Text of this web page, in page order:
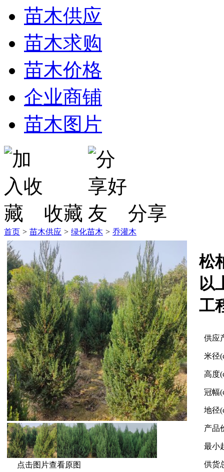
苗木供应
苗木求购
苗木价格
企业商铺
苗木图片
收藏 分享
首页 > 苗木供应 > 绿化苗木 > 乔灌木
点击图片查看原图
松
以
工
供应
米径
高度
冠幅
地径
产品
最小
供货